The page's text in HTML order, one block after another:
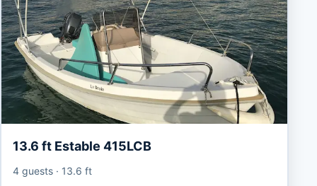
13.6 ft Estable 415LCB
4 guests· 13.6 ft